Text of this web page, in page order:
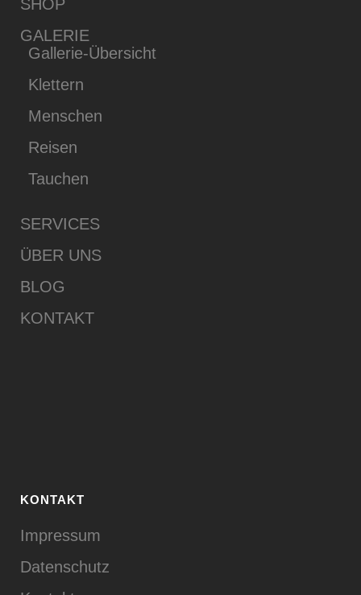
SHOP
GALERIE
Gallerie-Übersicht
Klettern
Menschen
Reisen
Tauchen
SERVICES
ÜBER UNS
BLOG
KONTAKT
KONTAKT
Impressum
Datenschutz